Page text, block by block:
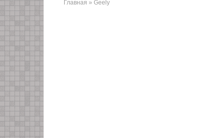
Главная » Geely